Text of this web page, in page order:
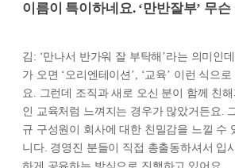
이름이 특이하네요. ‘만반잘부’ 무
김: ‘만나서 반가워 잘 부탁해’라는 의미인
가 오면 ‘오리엔테이션’, ‘교육’ 이런 식으
요. 그런데 조직과 새로 오신 분이 함께 친
인 교육처럼 느껴지는 경우가 많았거든요.
규 구성원이 회사에 대한 친밀감을 느낄 수
니다. 경영진 분들이 직접 총출동하셔서 입